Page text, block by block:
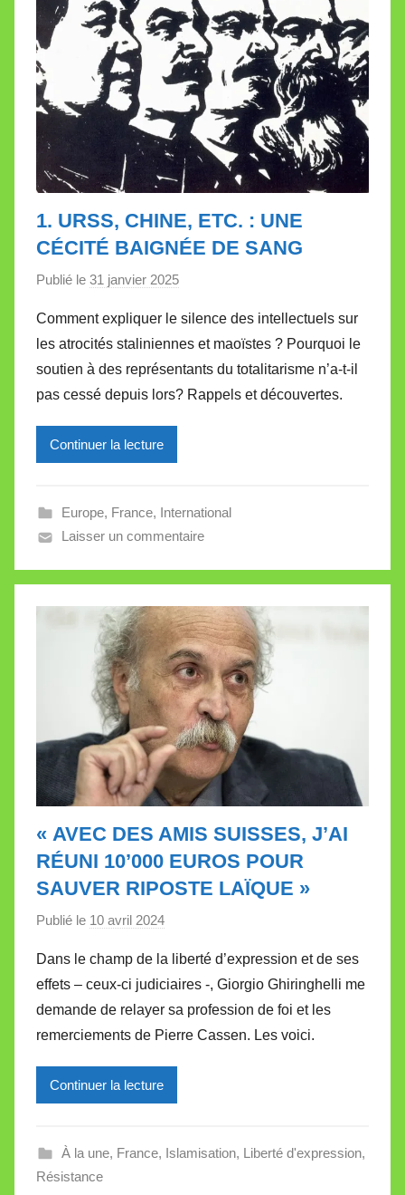
1. URSS, CHINE, ETC. : UNE
CÉCITÉ BAIGNÉE DE SANG
Publié le 31 janvier 2025
r
M
i
r
e
V
l
l
e
t
t
e
Comment expliquer le silence des intellectuels sur
les atrocités staliniennes et maoïstes ? Pourquoi le
soutien à des représentants du totalitarisme n’a-t-il
pas cessé depuis lors? Rappels et découvertes.
Continuer la lecture
Europe, France, International
Laisser un commentaire
« AVEC DES AMIS SUISSES, J’AI
RÉUNI 10’000 EUROS POUR
SAUVER RIPOSTE LAÏQUE »
Publié le 10 avril 2024
r
M
r
l
e
Dans le champ de la liberté d’expression et de ses
effets – ceux-ci judiciaires -, Giorgio Ghiringhelli me
demande de relayer sa profession de foi et les
remerciements de Pierre Cassen. Les voici.
Continuer la lecture
À la une, France, Islamisation, Liberté d'expression,
Résistance